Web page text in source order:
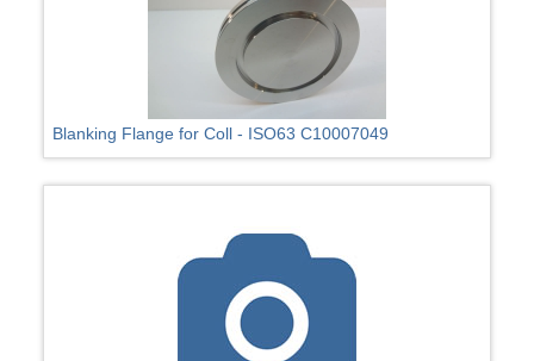
Blanking Flange for Coll - ISO63 C10007049